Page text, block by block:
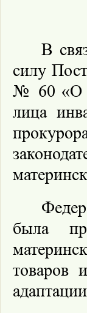
В
силу
№ 60 «О
лица
была
товаров